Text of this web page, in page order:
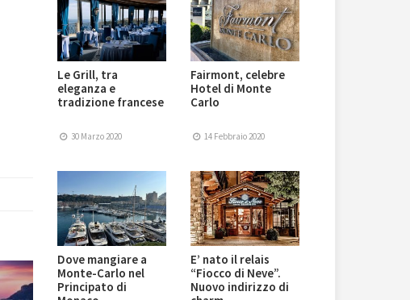
Le Grill, tra
eleganza e
tradizione francese
30 Marzo 2020
Fairmont, celebre
Hotel di Monte
Carlo
14 Febbraio 2020
Dove mangiare a
Monte-Carlo nel
Principato di
E’ nato il relais
“Fiocco di Neve”.
Nuovo indirizzo di